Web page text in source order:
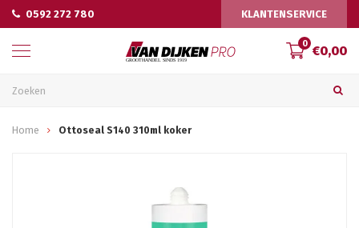
0592 272 780 KLANTENSERVICE
0 €0,00
Home Ottoseal S140 310ml koker